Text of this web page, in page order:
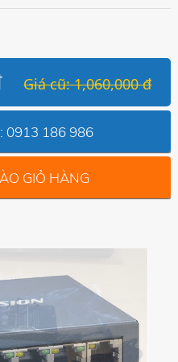
Giá cũ: 1,060,000 đ
0913 186 986
GIỎ HÀNG